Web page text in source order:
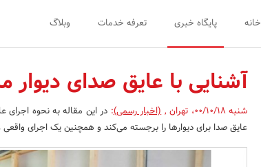
خانه پایگاه خبری تعرفه خدمات وبلاگ
آشنایی با عایق صدای
شنبه 00/10/18 ، تهران ,(اخبار رسمی): در این مقاله به نحوه اجرای
عایق صدا برای دیوارها را برجسته می‌کند و همچنین یک اجرای